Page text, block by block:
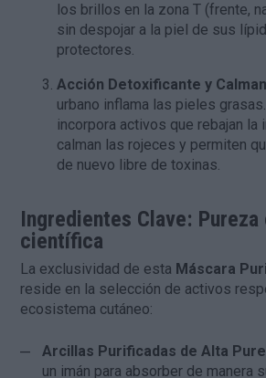
los brillos en la zona T (frente,
sin despojar a la piel de sus
protectores.
Acción Detoxificante y
urbano inflama las pieles
incorpora activos que rebajan la
calman las rojeces y permiten
de nuevo libre de toxinas.
Ingredientes Clave: Pureza
científica
La exclusividad de esta Máscara
reside en la selección de activos
ecosistema cutáneo:
Arcillas Purificadas de Alta
un imán para absorber de manera